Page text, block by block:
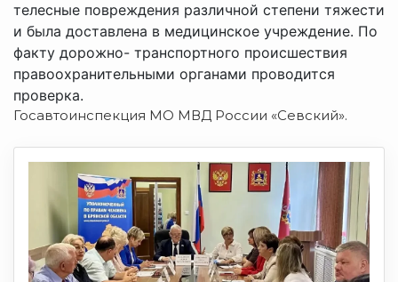
телесные повреждения различной степени тяжести
и была доставлена в медицинское учреждение. По
факту дорожно- транспортного происшествия
правоохранительными органами проводится
проверка.
Госавтоинспекция МО МВД России «Севский».